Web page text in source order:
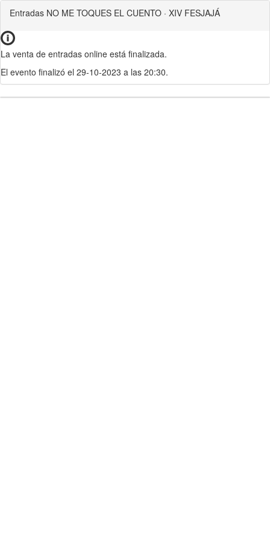
Entradas NO ME TOQUES EL CUENTO · XIV FESJAJÁ
La venta de entradas online está finalizada.
El evento finalizó el 29-10-2023 a las 20:30.